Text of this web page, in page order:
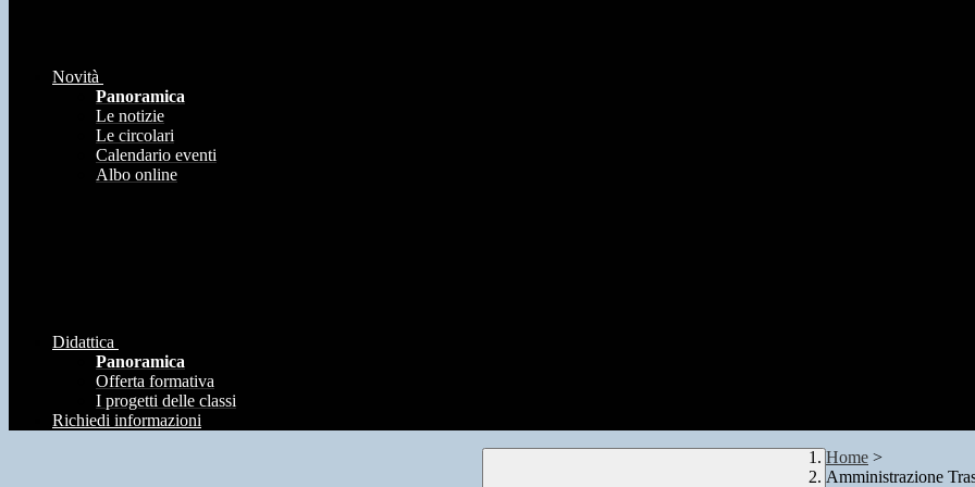
Novità
Panoramica
Le notizie
Le circolari
Calendario eventi
Albo online
Didattica
Panoramica
Offerta formativa
I progetti delle classi
Richiedi informazioni
Home >
Amministrazione